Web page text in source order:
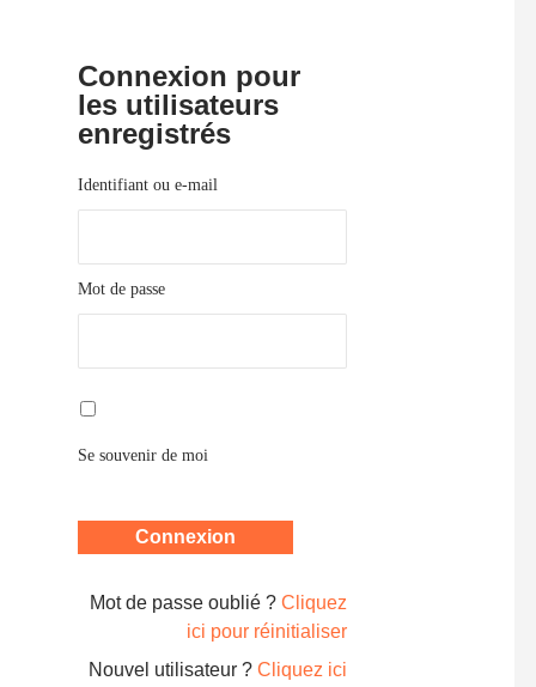
Connexion pour
les utilisateurs
enregistrés
Identifiant ou e-mail
Mot de passe
Se souvenir de moi
Mot de passe oublié ? Cliquez
ici pour réinitialiser
Nouvel utilisateur ? Cliquez ici